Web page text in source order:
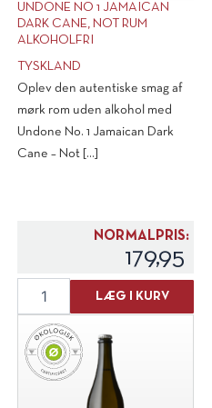
UNDONE NO 1 JAMAICAN
DARK CANE, NOT RUM
ALKOHOLFRI
TYSKLAND
Oplev den autentiske smag af
mørk rom uden alkohol med
Undone No. 1 Jamaican Dark
Cane – Not [...]
NORMALPRIS:
179,95
Jamaican
Dark
Cane,
LÆG I KURV